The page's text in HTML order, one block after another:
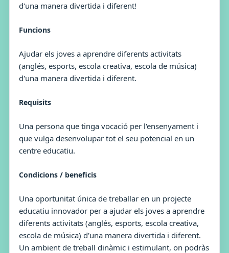
d'una manera divertida i diferent!
Funcions
Ajudar els joves a aprendre diferents activitats
(anglés, esports, escola creativa, escola de música)
d'una manera divertida i diferent.
Requisits
Una persona que tinga vocació per l'ensenyament i
que vulga desenvolupar tot el seu potencial en un
centre educatiu.
Condicions / beneficis
Una oportunitat única de treballar en un projecte
educatiu innovador per a ajudar els joves a aprendre
diferents activitats (anglés, esports, escola creativa,
escola de música) d'una manera divertida i diferent.
Un ambient de treball dinàmic i estimulant, on podràs